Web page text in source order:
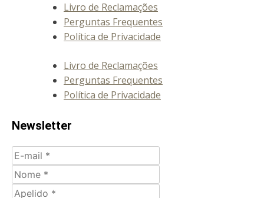
Livro de Reclamações
Perguntas Frequentes
Política de Privacidade
Livro de Reclamações
Perguntas Frequentes
Política de Privacidade
Newsletter
E-
mail
Nome
Apelido